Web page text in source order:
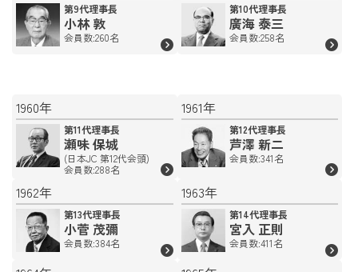
第9代理事長
小林 敦
会員数:260名
第10代理事長
廣海 泰三
会員数:258名
1960年
第11代理事長
瀬味 保城
(日本JC 第12代会頭)
会員数:288名
1961年
第12代理事長
芦澤 新二
会員数:341名
1962年
第13代理事長
小菅 茂彌
会員数:384名
1963年
第14代理事長
宮入 正則
会員数:411名